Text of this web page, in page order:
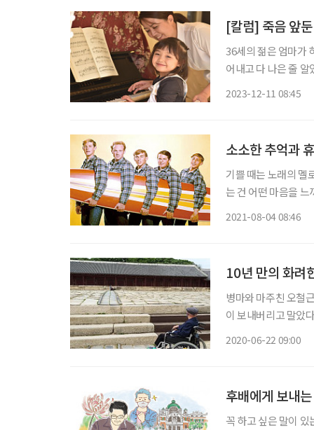
[칼럼] 죽음 앞
36세의 젊은 엄마가
어내고 다 나은 줄
2023-12-11 08:45
소소한 추억과
기쁠 때는 노래의 멜
는 건 어떤 마음을 느
2021-08-04 08:46
10년 만의 화려
병마와 마주친 오철
이 보내버리고 말았
2020-06-22 09:00
후배에게 보내는
꼭 하고 싶은 말이 있